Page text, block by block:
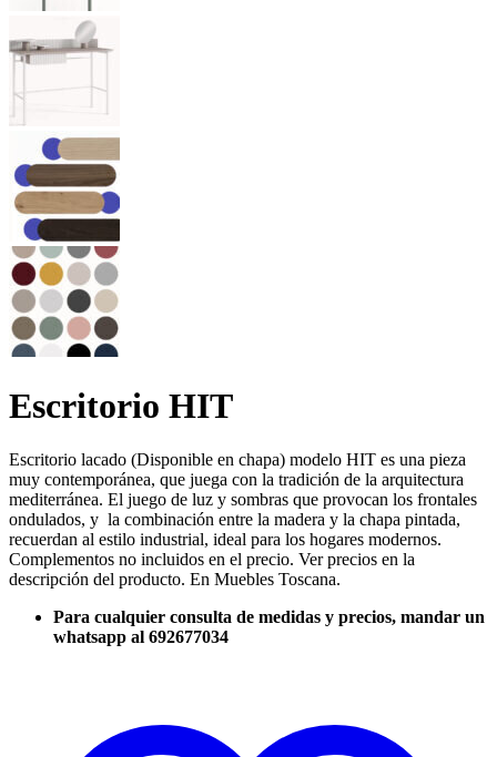
Escritorio HIT
Escritorio lacado (Disponible en chapa) modelo HIT es una pieza
muy contemporánea, que juega con la tradición de la arquitectura
mediterránea. El juego de luz y sombras que provocan los frontales
ondulados, y la combinación entre la madera y la chapa pintada,
recuerdan al estilo industrial, ideal para los hogares modernos.
Complementos no incluidos en el precio. Ver precios en la
descripción del producto. En Muebles Toscana.
Para cualquier consulta de medidas y precios, mandar un
whatsapp al 692677034